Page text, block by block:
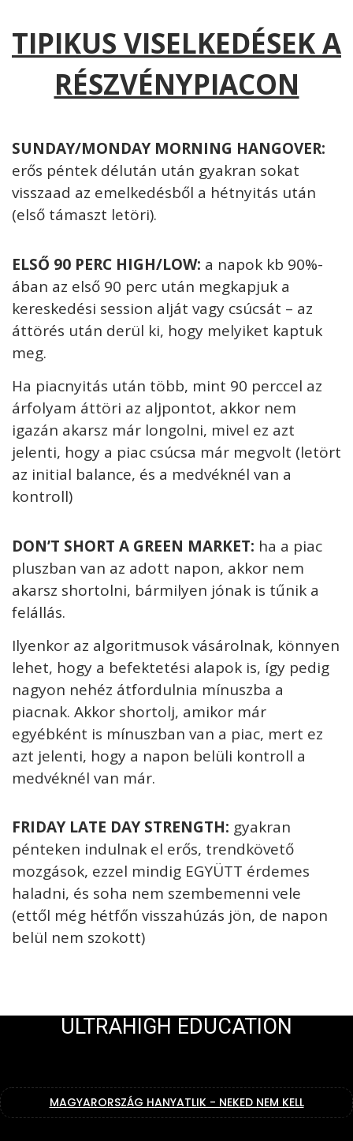
TIPIKUS VISELKEDÉSEK A
RÉSZVÉNYPIACON
SUNDAY/MONDAY MORNING HANGOVER:
erős péntek délután után gyakran sokat
visszaad az emelkedésből a hétnyitás után
(első támaszt letöri).
ELSŐ 90 PERC HIGH/LOW: a napok kb 90%-
ában az első 90 perc után megkapjuk a
kereskedési session alját vagy csúcsát – az
áttörés után derül ki, hogy melyiket kaptuk
meg.
Ha piacnyitás után több, mint 90 perccel az
árfolyam áttöri az aljpontot, akkor nem
igazán akarsz már longolni, mivel ez azt
jelenti, hogy a piac csúcsa már megvolt (letört
az initial balance, és a medvéknél van a
kontroll)
DON’T SHORT A GREEN MARKET: ha a piac
pluszban van az adott napon, akkor nem
akarsz shortolni, bármilyen jónak is tűnik a
felállás.
Ilyenkor az algoritmusok vásárolnak, könnyen
lehet, hogy a befektetési alapok is, így pedig
nagyon nehéz átfordulnia mínuszba a
piacnak. Akkor shortolj, amikor már
egyébként is mínuszban van a piac, mert ez
azt jelenti, hogy a napon belüli kontroll a
medvéknél van már.
FRIDAY LATE DAY STRENGTH: gyakran
pénteken indulnak el erős, trendkövető
mozgások, ezzel mindig EGYÜTT érdemes
haladni, és soha nem szembemenni vele
(ettől még hétfőn visszahúzás jön, de napon
belül nem szokott)
ULTRAHIGH EDUCATION
MAGYARORSZÁG HANYATLIK - NEKED NEM KELL